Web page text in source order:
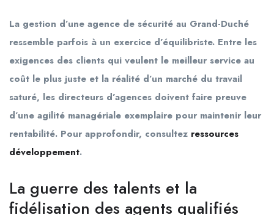
La gestion d’une agence de sécurité au Grand-Duché
ressemble parfois à un exercice d’équilibriste. Entre les
exigences des clients qui veulent le meilleur service au
coût le plus juste et la réalité d’un marché du travail
saturé, les directeurs d’agences doivent faire preuve
d’une agilité managériale exemplaire pour maintenir leur
rentabilité. Pour approfondir, consultez ressources
développement.
La guerre des talents et la
fidélisation des agents qualifiés